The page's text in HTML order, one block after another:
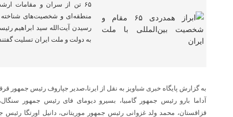
۶۵ تن از سران و مقامات
منطقه‌ای و شخصیت‌های
رسیدن آیت‌الله سید ابراهیم
به دولت و ملت ایران تسلیت
به گزارش پایگاه خبری شباویز به نقل از ایرنا،صدیر جپاروف رئیس جمهور
آداما بارو رئیس جمهور گامبیا، بسیرو دیومای فای رئیس جمهور
قزاقستان، محمد ولد غزوانی رئیس جمهور موریتانی، دانیل اورتگا رئیس